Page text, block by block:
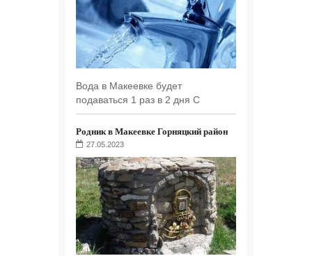
Вода в Макеевке будет
подаваться 1 раз в 2 дня С
Родник в Макеевке Горняцкий район
27.05.2023